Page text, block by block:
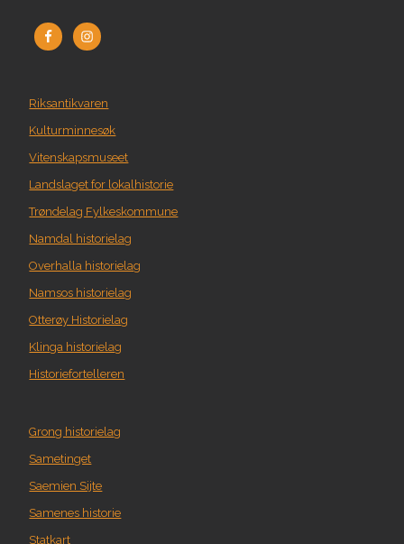
Riksantikvaren
Kulturminnesøk
Vitenskapsmuseet
Landslaget for lokalhistorie
Trøndelag Fylkeskommune
Namdal historielag
Overhalla historielag
Namsos historielag
Otterøy Historielag
Klinga historielag
Historiefortelleren
Grong historielag
Sametinget
Saemien Sijte
Samenes historie
Statkart